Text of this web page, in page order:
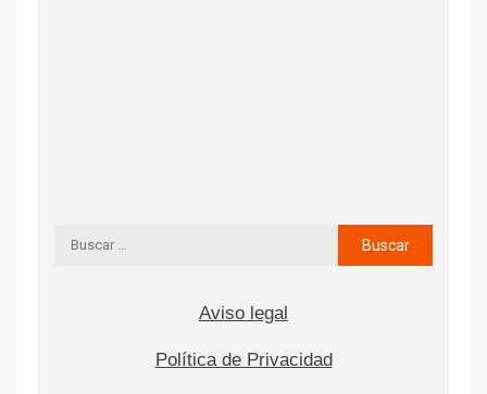
Aviso legal
Política de Privacidad